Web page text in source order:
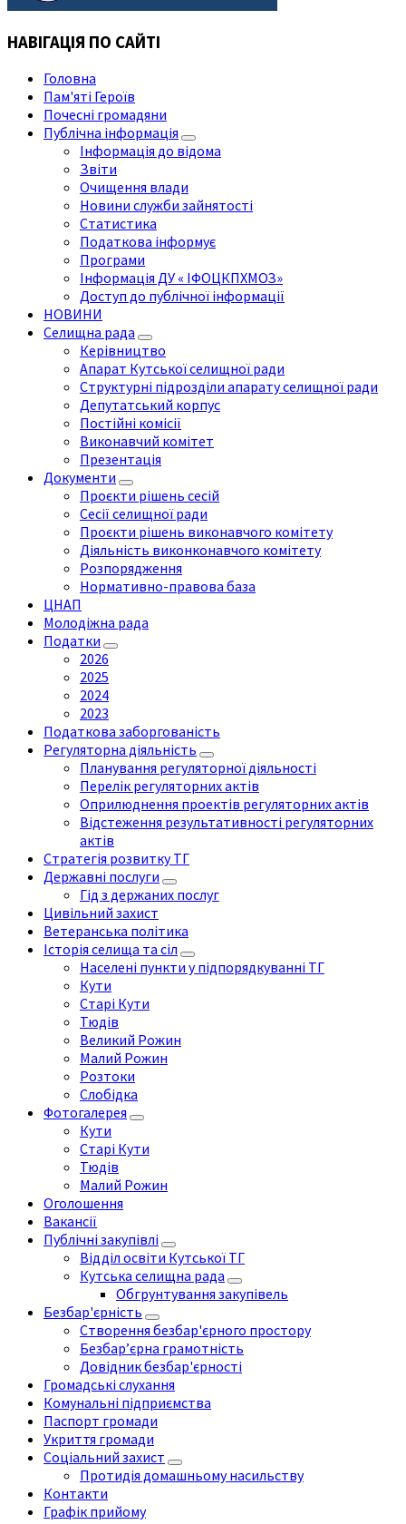
НАВІГАЦІЯ ПО САЙТІ
Головна
Пам'яті Героїв
Почесні громадяни
Публічна інформація
Інформація до відома
Звіти
Очищення влади
Новини служби зайнятості
Статистика
Податкова інформує
Програми
Інформація ДУ « ІФОЦКПХМОЗ»
Доступ до публічної інформації
НОВИНИ
Селищна рада
Керівництво
Апарат Кутської селищної ради
Структурні підрозділи апарату селищної ради
Депутатський корпус
Постійні комісії
Виконавчий комітет
Презентація
Документи
Проєкти рішень сесій
Сесії селищної ради
Проєкти рішень виконавчого комітету
Діяльність виконконавчого комітету
Розпорядження
Нормативно-правова база
ЦНАП
Молодіжна рада
Податки
2026
2025
2024
2023
Податкова заборгованість
Регуляторна діяльність
Планування регуляторної діяльності
Перелік регуляторних актів
Оприлюднення проектів регуляторних актів
Відстеження результативності регуляторних
актів
Стратегія розвитку ТГ
Державні послуги
Гід з держаних послуг
Цивільний захист
Ветеранська політика
Історія селища та сіл
Населені пункти у підпорядкуванні ТГ
Кути
Старі Кути
Тюдів
Великий Рожин
Малий Рожин
Розтоки
Слобідка
Фотогалерея
Кути
Старі Кути
Тюдів
Малий Рожин
Оголошення
Вакансії
Публічні закупівлі
Відділ освіти Кутської ТГ
Кутська селищна рада
Обгрунтування закупівель
Безбар'єрність
Створення безбар'єрного простору
Безбар’єрна грамотність
Довідник безбар'єрності
Громадські слухання
Комунальні підприємства
Паспорт громади
Укриття громади
Соціальний захист
Протидія домашньому насильству
Контакти
Графік прийому